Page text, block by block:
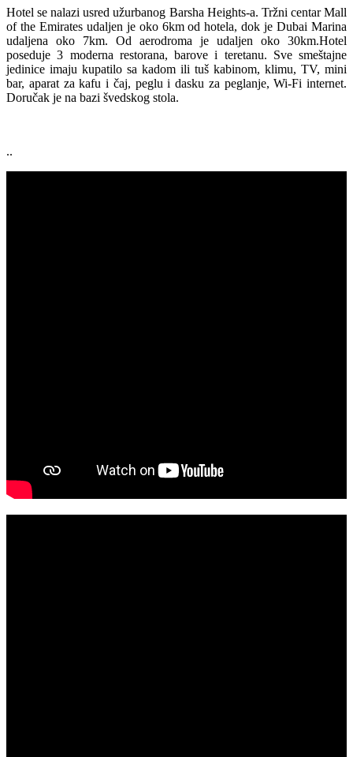
Hotel se nalazi usred užurbanog Barsha Heights-a. Tržni centar Mall
of the Emirates udaljen je oko 6km od hotela, dok je Dubai Marina
udaljena oko 7km. Od aerodroma je udaljen oko 30km.Hotel
poseduje 3 moderna restorana, barove i teretanu. Sve smeštajne
jedinice imaju kupatilo sa kadom ili tuš kabinom, klimu, TV, mini
bar, aparat za kafu i čaj, peglu i dasku za peglanje, Wi-Fi internet.
Doručak je na bazi švedskog stola.
..